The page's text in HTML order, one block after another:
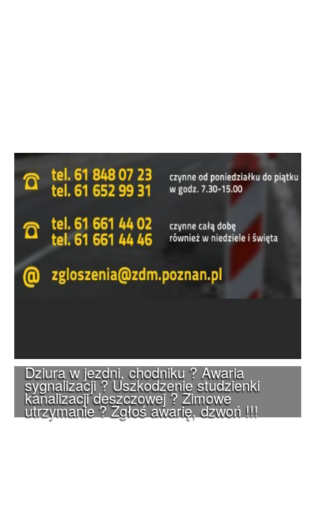
Dziura w jezdni, chodniku ? Awaria
sygnalizacji ? Uszkodzenie studzienki
kanalizacji deszczowej ? Zimowe
utrzymanie ? Zgłoś awarię, dzwoń !!!